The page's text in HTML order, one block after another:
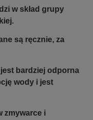
w skład grupy
są ręcznie, za
bardziej odporna
wody i jest
zmywarce i